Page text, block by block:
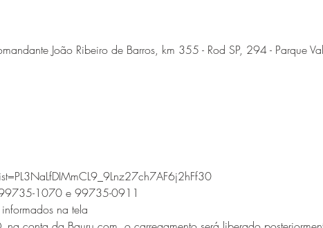
João Ribeiro de Barros, km 355 - Rod SP, 294 - Parque
99735-1070 e 99735-0911
informados na tela